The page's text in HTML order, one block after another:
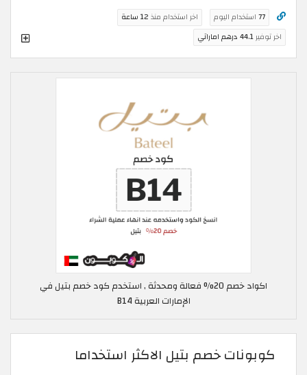
77 استخدام اليوم اخر استخدام منذ 12 ساعة
اخر توفير44.1 درهم اماراتي
اكواد خصم 20% فعالة ومحدثة , استخدم كود خصم بتيل في
الإمارات العربية B14
كوبونات خصم بتيل الاكثر استخداما